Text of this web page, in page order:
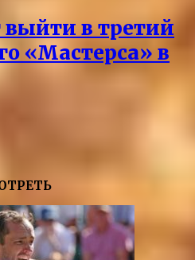
выйти в третий
«Мастерса» в